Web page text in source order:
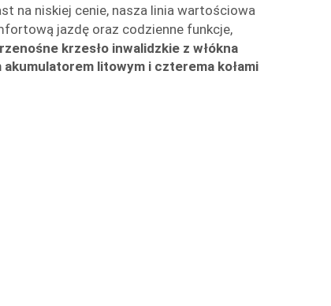
na niskiej cenie, nasza linia wartościowa
jazdę oraz codzienne funkcje,
krzesło inwalidzkie z włókna
litowym i czterema kołami